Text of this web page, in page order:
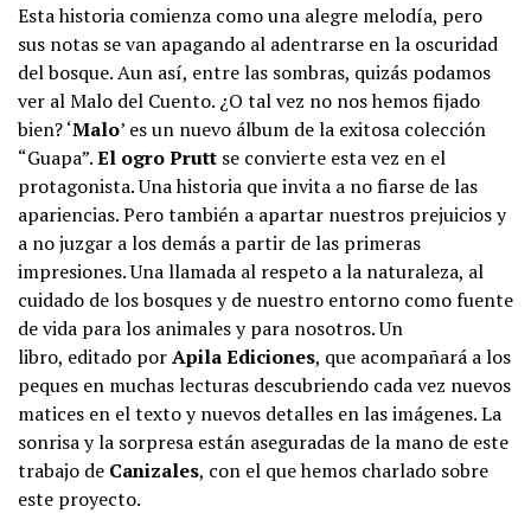
Esta historia comienza como una alegre melodía, pero
sus notas se van apagando al adentrarse en la oscuridad
del bosque. Aun así, entre las sombras, quizás podamos
ver al Malo del Cuento. ¿O tal vez no nos hemos fijado
bien? ‘Malo’ es un nuevo álbum de la exitosa colección
“Guapa”.El ogro Prutt se convierte esta vez en el
protagonista. Una historia que invita a no fiarse de las
apariencias. Pero también a apartar nuestros prejuicios y
a no juzgar a los demás a partir de las primeras
impresiones. Una llamada al respeto a la naturaleza, al
cuidado de los bosques y de nuestro entorno como fuente
de vida para los animales y para nosotros. Un
libro, editado porApila Ediciones, que acompañará a los
peques en muchas lecturas descubriendo cada vez nuevos
matices en el texto y nuevos detalles en las imágenes. La
sonrisa y la sorpresa están aseguradas de la mano de este
trabajo de Canizales, con el que hemos charlado sobre
este proyecto.